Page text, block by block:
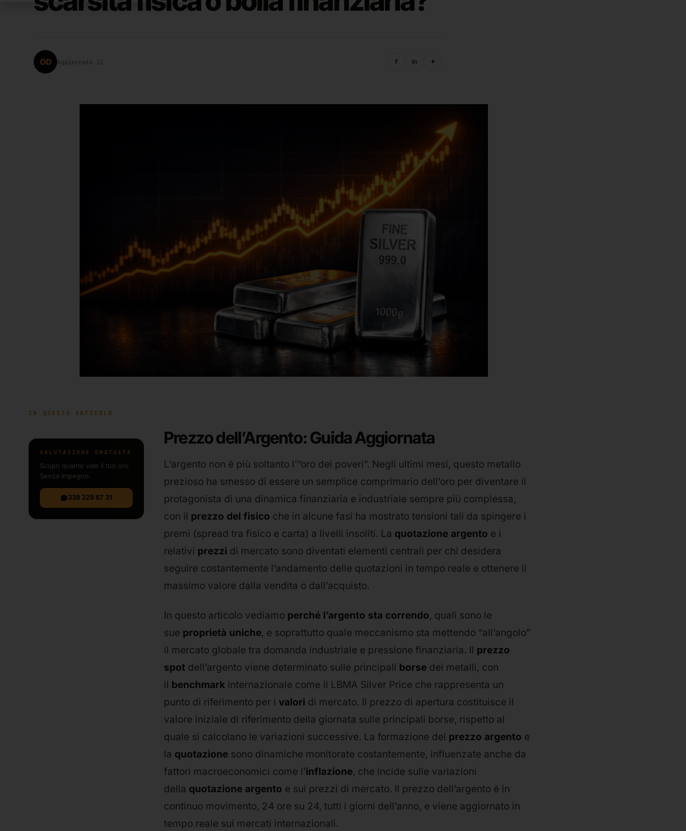
OD Aggiornato il f in ✦
IN QUESTO ARTICOLO
VALUTAZIONE GRATUITA
Scopri quanto vale il tuo oro.
Senza impegno.
338 229 87 31
Prezzo dell’Argento: Guida Aggiornata
L’argento non è più soltanto l’“oro dei poveri”. Negli ultimi mesi, questo metallo
prezioso ha smesso di essere un semplice comprimario dell’oro per diventare il
protagonista di una dinamica finanziaria e industriale sempre più complessa,
con il prezzo del fisico che in alcune fasi ha mostrato tensioni tali da spingere i
premi (spread tra fisico e carta) a livelli insoliti. La quotazione argento e i
relativi prezzi di mercato sono diventati elementi centrali per chi desidera
seguire costantemente l’andamento delle quotazioni in tempo reale e ottenere il
massimo valore dalla vendita o dall’acquisto.
In questo articolo vediamo perché l’argento sta correndo, quali sono le
sue proprietà uniche, e soprattutto quale meccanismo sta mettendo “all’angolo”
il mercato globale tra domanda industriale e pressione finanziaria. Il prezzo
spot dell’argento viene determinato sulle principali borse dei metalli, con
il benchmark internazionale come il LBMA Silver Price che rappresenta un
punto di riferimento per i valori di mercato. Il prezzo di apertura costituisce il
valore iniziale di riferimento della giornata sulle principali borse, rispetto al
quale si calcolano le variazioni successive. La formazione del prezzo argento e
la quotazione sono dinamiche monitorate costantemente, influenzate anche da
fattori macroeconomici come l’inflazione, che incide sulle variazioni
della quotazione argento e sui prezzi di mercato. Il prezzo dell’argento è in
continuo movimento, 24 ore su 24, tutti i giorni dell’anno, e viene aggiornato in
tempo reale sui mercati internazionali.